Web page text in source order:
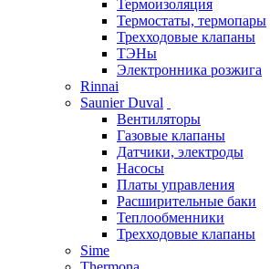
Термоизоляция
Термостаты, термопары
Трехходовые клапаны
ТЭНы
Электронника розжига
Rinnai
Saunier Duval
Вентиляторы
Газовые клапаны
Датчики, электроды
Насосы
Платы управления
Расширительные баки
Теплообменники
Трехходовые клапаны
Sime